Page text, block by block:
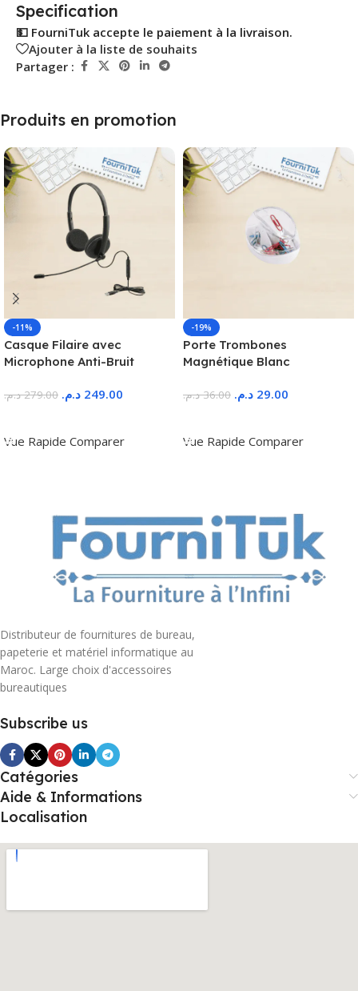
Specification
💵 FourniTuk accepte le paiement à la livraison.
Ajouter à la liste de souhaits
Partager :
Produits en promotion
-11%
Casque Filaire avec
Microphone Anti-Bruit
279.00 د.م. 249.00 د.م.
Vue Rapide Comparer
-19%
Porte Trombones
Magnétique Blanc
36.00 د.م. 29.00 د.م.
Vue Rapide Comparer
Distributeur de fournitures de bureau,
papeterie et matériel informatique au
Maroc. Large choix d'accessoires
bureautiques
Subscribe us
Catégories
Aide & Informations
Localisation